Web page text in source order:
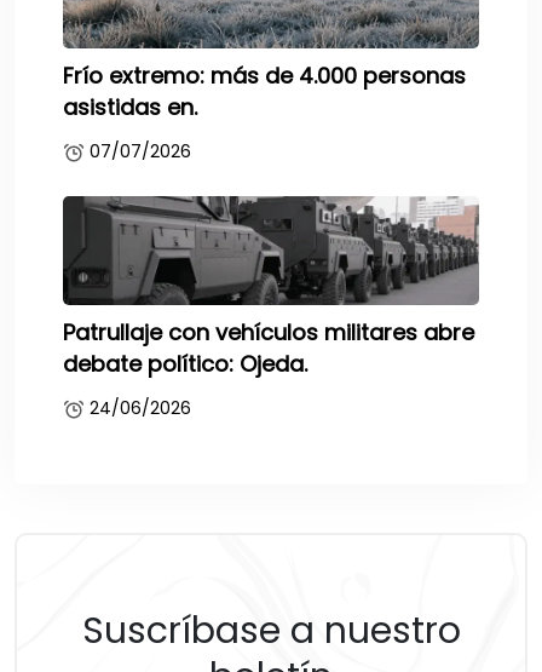
Frío extremo: más de 4.000 personas
asistidas en.
07/07/2026
Patrullaje con vehículos militares abre
debate político: Ojeda.
24/06/2026
Suscríbase a nuestro